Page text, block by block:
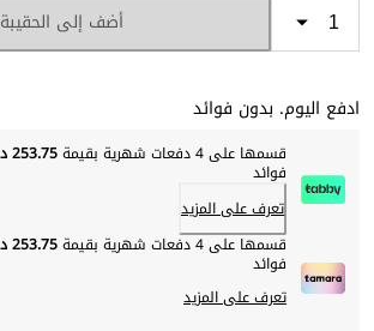
أضف إلى الحقيبة
ادفع اليوم. بدون فوائد
قسمها على 4 دفعات شهرية بقيمة 253.75 د.إ
فوائد
تعرف على المزيد
قسمها على 4 دفعات شهرية بقيمة
253.75 د.إ
فوائد
تعرف على المزيد